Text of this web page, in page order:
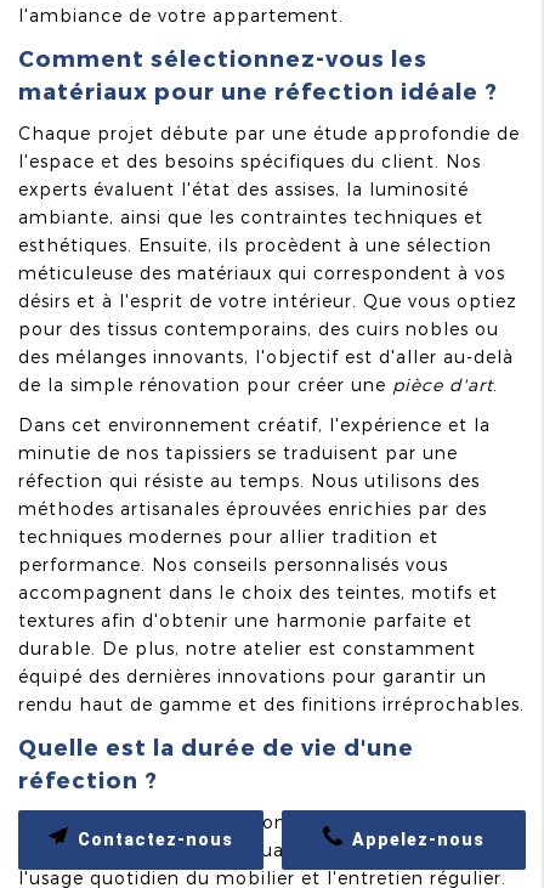
l'ambiance de votre appartement.
Comment sélectionnez-vous les
matériaux pour une réfection idéale ?
Chaque projet débute par une étude approfondie de
l'espace et des besoins spécifiques du client. Nos
experts évaluent l'état des assises, la luminosité
ambiante, ainsi que les contraintes techniques et
esthétiques. Ensuite, ils procèdent à une sélection
méticuleuse des matériaux qui correspondent à vos
désirs et à l'esprit de votre intérieur. Que vous optiez
pour des tissus contemporains, des cuirs nobles ou
des mélanges innovants, l'objectif est d'aller au-delà
de la simple rénovation pour créer une pièce d'art.
Dans cet environnement créatif, l'expérience et la
minutie de nos tapissiers se traduisent par une
réfection qui résiste au temps. Nous utilisons des
méthodes artisanales éprouvées enrichies par des
techniques modernes pour allier tradition et
performance. Nos conseils personnalisés vous
accompagnent dans le choix des teintes, motifs et
textures afin d'obtenir une harmonie parfaite et
durable. De plus, notre atelier est constamment
équipé des dernières innovations pour garantir un
rendu haut de gamme et des finitions irréprochables.
Quelle est la durée de vie d'une
réfection ?
La durabilité d'une réfection dépend de nombreux
facteurs, notamment la qualité des matériaux,
l'usage quotidien du mobilier et l'entretien régulier.
Appelez-nous
Contactez-nous